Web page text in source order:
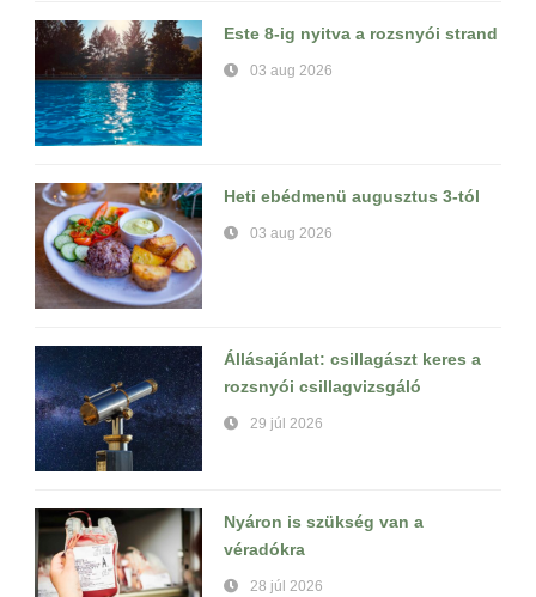
Este 8-ig nyitva a rozsnyói strand
03 aug 2026
Heti ebédmenü augusztus 3-tól
03 aug 2026
Állásajánlat: csillagászt keres a
rozsnyói csillagvizsgáló
29 júl 2026
Nyáron is szükség van a
véradókra
28 júl 2026